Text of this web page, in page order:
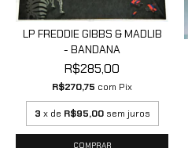
LP FREDDIE GIBBS & MADLIB
- BANDANA
R$285,00
R$270,75 com Pix
3 x de R$95,00 sem juros